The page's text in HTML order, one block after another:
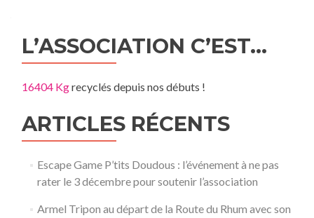
L’ASSOCIATION C’EST…
16404 Kgrecyclés depuis nos débuts !
ARTICLES RÉCENTS
Escape Game P’tits Doudous : l’événement à ne pas
rater le 3 décembre pour soutenir l’association
Armel Tripon au départ de la Route du Rhum avec son